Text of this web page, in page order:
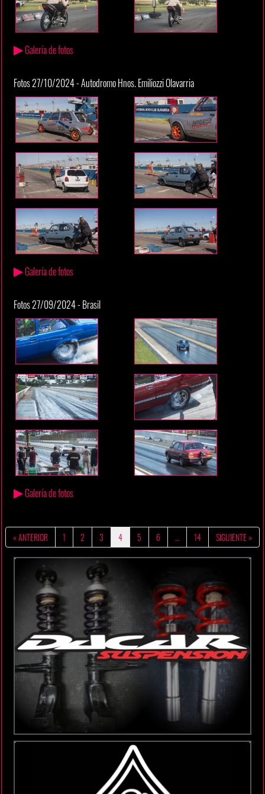
▶Galería de fotos
Fotos 27/10/2024 - Autodromo Hnos. Emiliozzi Olavarria
▶Galería de fotos
Fotos 27/09/2024 - Brasil
▶Galería de fotos
« ANTERIOR 1 2 3 4 5 6 … 14 SIGUIENTE »